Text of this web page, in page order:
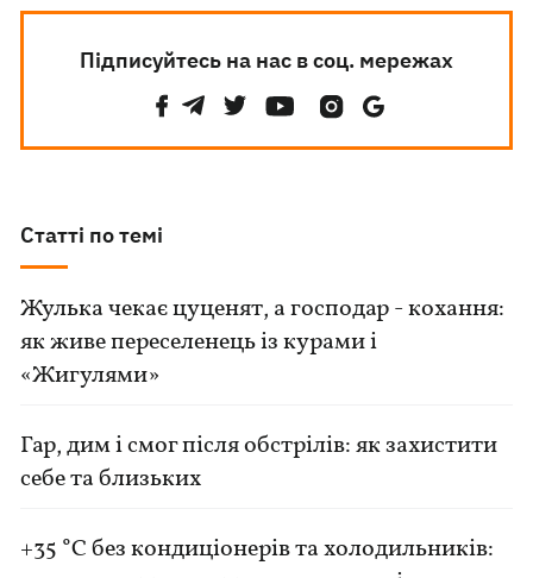
Підписуйтесь на нас в соц. мережах
Статті по темі
Жулька чекає цуценят, а господар - кохання:
як живе переселенець із курами і
«Жигулями»
Гар, дим і смог після обстрілів: як захистити
себе та близьких
+35 °C без кондиціонерів та холодильників: